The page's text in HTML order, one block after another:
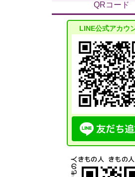
QRコード
LINE公式アカウ